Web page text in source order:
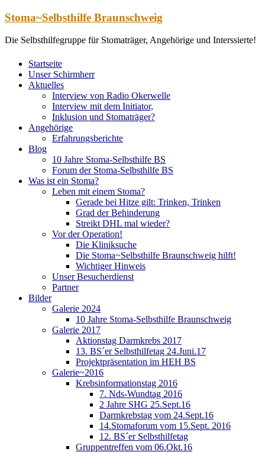
Zum
springen
Stoma~Selbsthilfe Braunschweig
Die Selbsthilfegruppe für Stomaträger, Angehörige und Interssierte!
Startseite
Unser Schirmherr
Aktuelles
Interview von Radio Okerwelle
Interview mit dem Initiator,
Inklusion und Stomaträger?
Angehörige
Erfahrungsberichte
Blog
10 Jahre Stoma-Selbsthilfe BS
Forum der Stoma-Selbsthilfe BS
Was ist ein Stoma?
Leben mit einem Stoma?
Gerade bei Hitze gilt: Trinken, Trinken
Grad der Behinderung
Streikt DHL mal wieder?
Vor der Operation!
Die Kliniksuche
Die Stoma~Selbsthilfe Braunschweig hilft!
Wichtiger Hinweis
Unser Besucherdienst
Partner
Bilder
Galerie 2024
10 Jahre Stoma-Selbsthilfe Braunschweig
Galerie 2017
Aktionstag Darmkrebs 2017
13. BS´er Selbsthilfetag 24.Juni.17
Projektpräsentation im HEH BS
Galerie~2016
Krebsinformationstag 2016
7. Nds-Wundtag 2016
2 Jahre SHG 25.Sept.16
Darmkrebstag vom 24.Sept.16
14.Stomaforum vom 15.Sept. 2016
12. BS´er Selbsthilfetag
Gruppentreffen vom 06.Okt.16